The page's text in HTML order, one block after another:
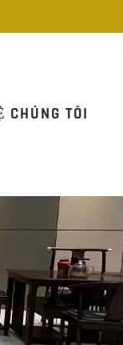
CHÚNG TÔI